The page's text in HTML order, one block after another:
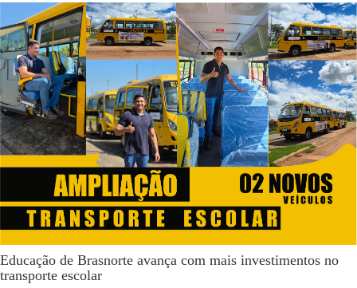
Educação de Brasnorte avança com mais investimentos no
transporte escolar